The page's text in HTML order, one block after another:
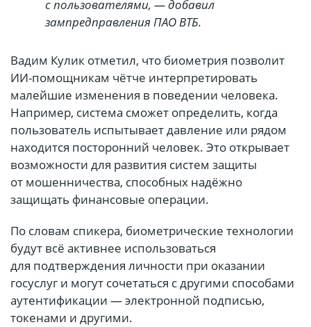
с пользователями, — добавил
зампредправления ПАО ВТБ.
Вадим Кулик отметил, что биометрия позволит
ИИ-помощникам чётче интерпретировать
малейшие изменения в поведении человека.
Например, система сможет определить, когда
пользователь испытывает давление или рядом
находится посторонний человек. Это открывает
возможности для развития систем защиты
от мошенничества, способных надёжно
защищать финансовые операции.
По словам спикера, биометрические технологии
будут всё активнее использоваться
для подтверждения личности при оказании
госуслуг и могут сочетаться с другими способами
аутентификации — электронной подписью,
токенами и другими.